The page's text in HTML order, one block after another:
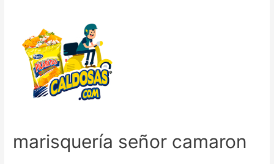
marisquería señor camaron